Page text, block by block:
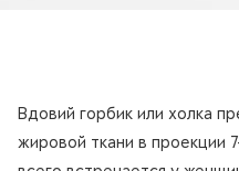
Вдовий горбик или холка
жировой ткани в проекции